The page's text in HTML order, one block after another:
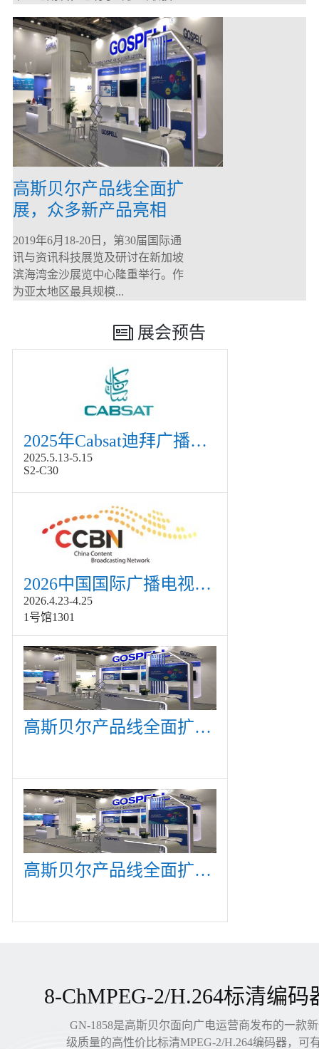
高斯贝尔产品线全面扩
展，众多新产品亮相
CommunicAsia 2019
2019年6月18-20日，第30届国际通
讯与资讯科技展览及研讨在新加坡
滨海湾金沙展览中心隆重举行。作
为亚太地区最具规模...
展会预告
2025年Cabsat迪拜广播电视展
2025.5.13-5.15
S2-C30
2026中国国际广播电视信息网络展览会展
2026.4.23-4.25
1号馆1301
高斯贝尔产品线全面扩展，众多新产品亮相CommunicAsia 2019
高斯贝尔产品线全面扩展，众多新产品亮相CommunicAsia 2019
8-ChMPEG-2/H.264标清编码
GN-1858是高斯贝尔面向广电运营商发布的一款
级质量的高性价比标清MPEG-2/H.264编码器，可